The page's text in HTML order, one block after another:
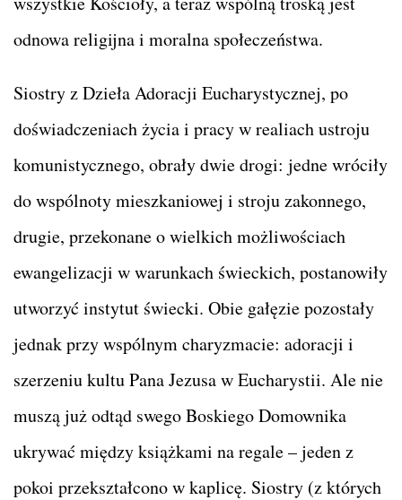
odnowa religijna i moralna społeczeństwa.
Siostry z Dzieła Adoracji Eucharystycznej, po
doświadczeniach życia i pracy w realiach ustroju
komunistycznego, obrały dwie drogi: jedne wróciły
do wspólnoty mieszkaniowej i stroju zakonnego,
drugie, przekonane o wielkich możliwościach
ewangelizacji w warunkach świeckich, postanowiły
utworzyć instytut świecki. Obie gałęzie pozostały
jednak przy wspólnym charyzmacie: adoracji i
szerzeniu kultu Pana Jezusa w Eucharystii. Ale nie
muszą już odtąd swego Boskiego Domownika
ukrywać między książkami na regale – jeden z
pokoi przekształcono w kaplicę. Siostry (z których